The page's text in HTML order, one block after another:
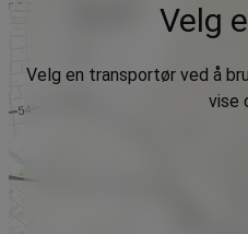
Velg
Velg en transportør ved å
vise